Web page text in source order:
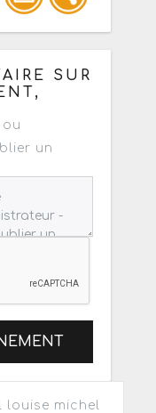
pour un
social
SUR
ou
un
michel